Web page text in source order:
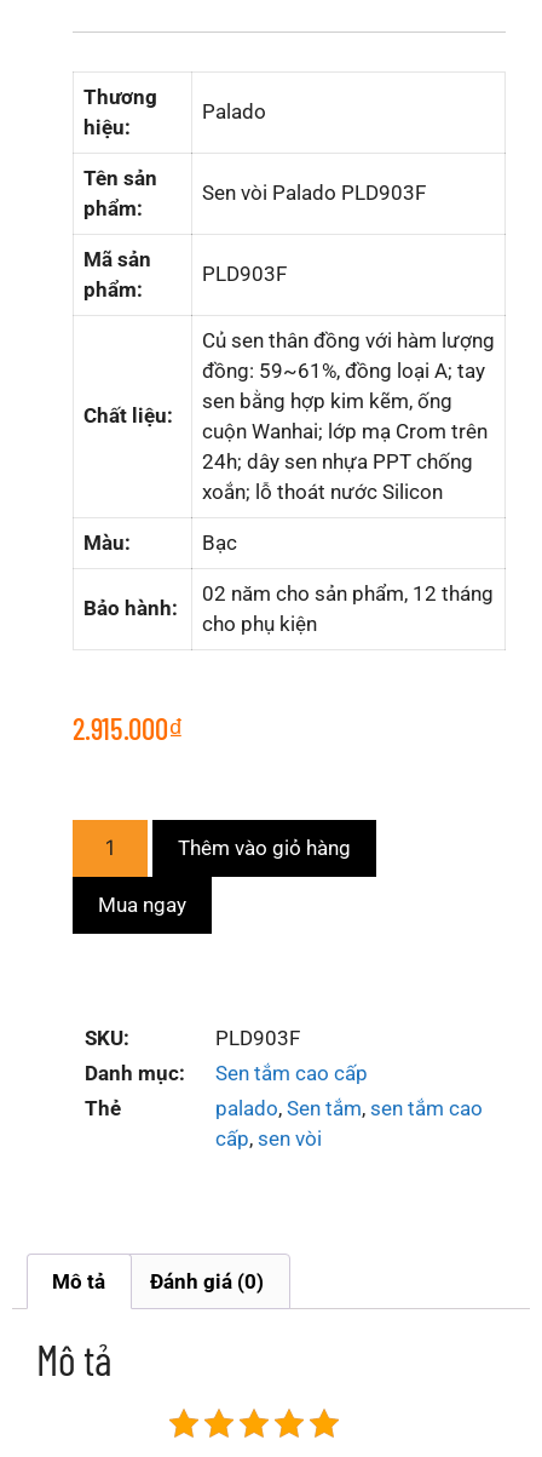
Thương
hiệu:
Palado
Tên sản
phẩm:
Sen vòi Palado PLD903F
Mã sản
phẩm:
PLD903F
Chất liệu:
Củ sen thân đồng với hàm lượng
đồng: 59~61%, đồng loại A; tay
sen bằng hợp kim kẽm, ống
cuộn Wanhai; lớp mạ Crom trên
24h; dây sen nhựa PPT chống
xoắn; lỗ thoát nước Silicon
Màu: Bạc
Bảo hành:
02 năm cho sản phẩm, 12 tháng
cho phụ kiện
2.915.000₫
Thêm vào giỏ hàng
Mua ngay
SKU:
PLD903F
Danh mục:
Sen tắm cao cấp
Thẻ
palado, Sen tắm, sen tắm cao
cấp, sen vòi
Mô tả Đánh giá (0)
Mô tả